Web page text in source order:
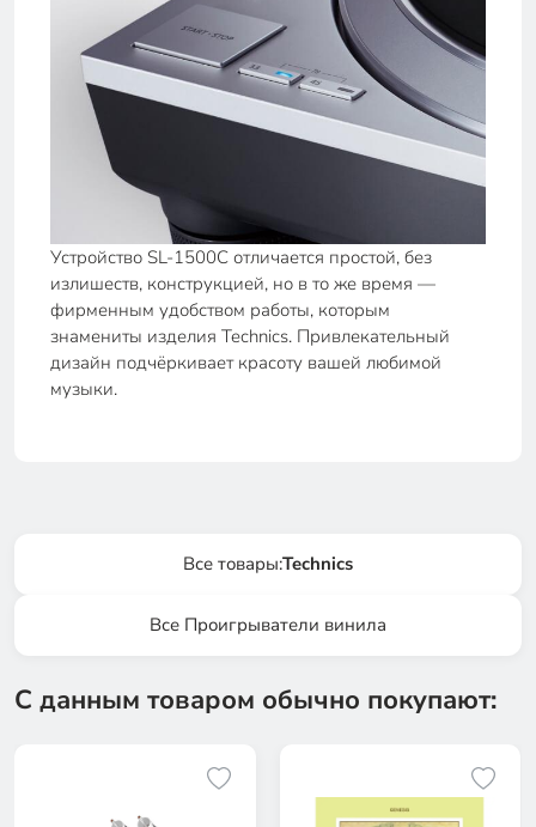
Устройство SL-1500C отличается простой, без
излишеств, конструкцией, но в то же время —
фирменным удобством работы, которым
знамениты изделия Technics. Привлекательный
дизайн подчёркивает красоту вашей любимой
музыки.
Все товары:Technics
Все Проигрыватели винила
С данным товаром обычно покупают: